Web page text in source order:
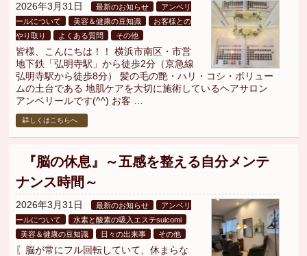
2026年3月31日 最新のお知らせ
アンベリ
ールについて
美容＆健康の豆知識
お客様との
やり取り
よくある質問 その他
皆様、こんにちは！！ 横浜市南区・市営
地下鉄「弘明寺駅」から徒歩2分（京急線
弘明寺駅から徒歩8分） 髪の毛の艶・ハリ・コシ・ボリュー
ムの土台である 地肌ケアを大切に施術しているヘアサロン
アンベリールです(^^) お客 …
詳しくはこちらへ
『脳の休息』～五感を整える自分メンテ
ナンス時間～
2026年3月31日 最新のお知らせ
アンベリ
ールについて
水素と酸素の吸入エステsuicomi
美容＆健康の豆知識
日々の出来事 その他
〖脳が常にフル回転していて、休まらな